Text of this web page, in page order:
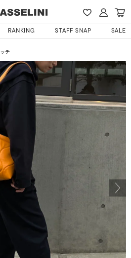
RANKING STAFF SNAP SALE
チ